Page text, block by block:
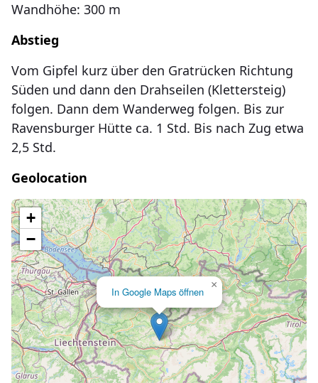
Wandhöhe: 300 m
Abstieg
Vom Gipfel kurz über den Gratrücken Richtung
Süden und dann den Drahseilen (Klettersteig)
folgen. Dann dem Wanderweg folgen. Bis zur
Ravensburger Hütte ca. 1 Std. Bis nach Zug etwa
2,5 Std.
Geolocation
Lade Karte...
In Google Maps öffnen
×
+
−